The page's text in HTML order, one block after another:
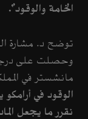
الخامة والوقود".
وحصلت على درجة
مانشستر في
الوقود في
نقرر ما يجعل